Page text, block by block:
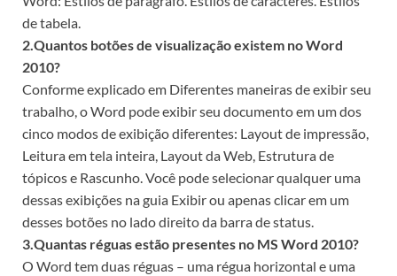
de tabela.
2.Quantos botões de visualização existem no Word
2010?
Conforme explicado em Diferentes maneiras de exibir seu
trabalho, o Word pode exibir seu documento em um dos
cinco modos de exibição diferentes: Layout de impressão,
Leitura em tela inteira, Layout da Web, Estrutura de
tópicos e Rascunho. Você pode selecionar qualquer uma
dessas exibições na guia Exibir ou apenas clicar em um
desses botões no lado direito da barra de status.
3.Quantas réguas estão presentes no MS Word 2010?
O Word tem duas réguas – uma régua horizontal e uma